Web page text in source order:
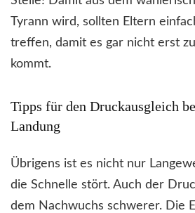
Tyrann wird, sollten Eltern
treffen, damit es gar nicht erst
kommt.
Tipps für den Druckausgleich
Landung
Übrigens ist es nicht nur
die Schnelle stört. Auch der
dem Nachwuchs schwerer. Die